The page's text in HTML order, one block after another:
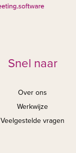
Snel naar
Over ons
Werkwijze
Veelgestelde vragen